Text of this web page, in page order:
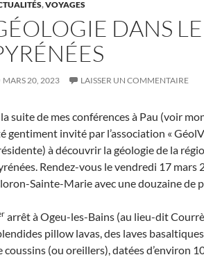
,VOYAGES
DANS
MARS 20, 2023 LAISSER UN COMMENTAIRE
suite de mes conférences à Pau (voir
gentiment invité par l’association «
à découvrir la géologie de la
Rendez-vous le vendredi 17 mars
Sainte-Marie avec une douzaine de
arrêt à Ogeu-les-Bains (au lieu-dit
pillow lavas, des laves
coussins (ou oreillers), datées d’environ